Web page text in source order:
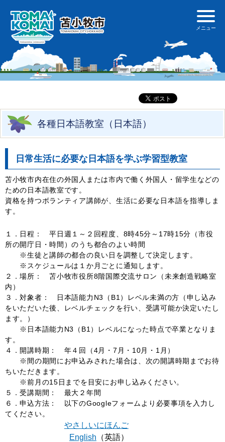
各種日本語教室（日本語）
日常生活に必要な日本語を学ぶ学習型教室
苫小牧市内在住の外国人または市内で働く外国人・留学生などの
ための日本語教室です。
資格を持つボランティア講師が、生活に必要な日本語を指導しま
す。
１．日程： 平日週１～２回程度、8時45分～17時15分（市役
所の開庁日・時間）のうち都合のよい時間
※生徒と講師の都合の良い日を調整して決定します。
※スケジュールは１か月ごとに通知します。
２．場所： 苫小牧市役所8階国際交流サロン（未来創造戦略室
内）
３．対象者： 日本語能力N3（B1）レベル未満の方（申し込み
をいただいた後、レベルチェックを行い、受講可能か決定いたし
ます。）
※日本語能力N3（B1）レベルになった時点で卒業となりま
す。
４．開講時期： 年４回（4月・7月・10月・1月）
※間の期間にお申込みされた場合は、次の開講時期までお待
ちいただきます。
※前月の15日までを目安にお申し込みください。
５．受講期間： 最大２年間
６．申込方法： 以下のGoogleフォームより必要事項を入力し
てください。
やさしいにほんご
English （英語）